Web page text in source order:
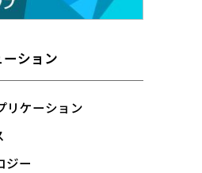
ション
リケーション
ジー